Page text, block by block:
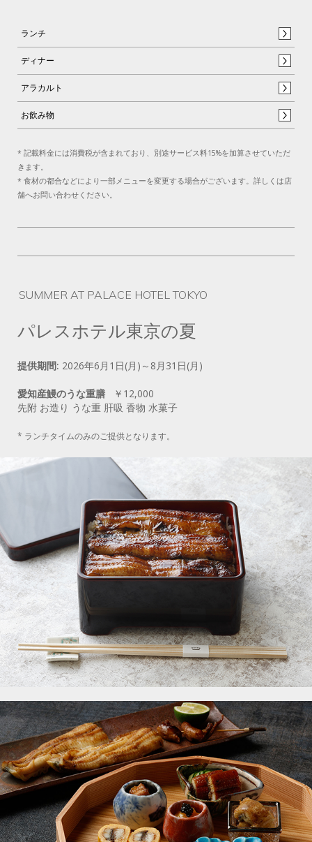
ランチ
ディナー
アラカルト
お飲み物
* 記載料金には消費税が含まれており、別途サービス料15%を加算させていただ
きます。
* 食材の都合などにより一部メニューを変更する場合がございます。詳しくは店
舗へお問い合わせください。
SUMMER AT PALACE HOTEL TOKYO
パレスホテル東京の夏
提供期間: 2026年6月1日(月)～8月31日(月)
愛知産鰻のうな重膳
￥12,000
先附 お造り うな重 肝吸 香物 水菓子
* ランチタイムのみのご提供となります。